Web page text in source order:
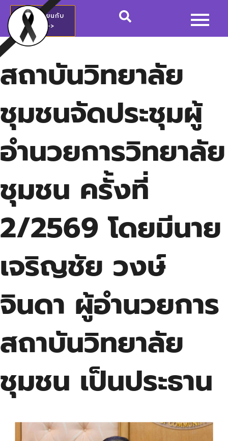
สมัครเรียนกับ
วชช.>>
สถาบันวิทยาลัย
ชุมชนจัดประชุมผู้
อำนวยการวิทยาลัย
ชุมชน ครั้งที่
2/2569 โดยมีนาย
เจริญชัย วงษ์
จินดา ผู้อำนวยการ
สถาบันวิทยาลัย
ชุมชน เป็นประธาน